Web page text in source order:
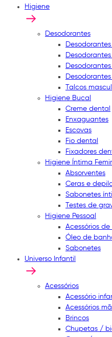
Higiene
Desodorantes
Talcos
Higiene Bucal
Creme dental
Enxaguantes
Escovas
Fio dental
Fixadores
Higiene Íntima
Absorventes
Ceras e
Sabonetes
Testes de
Higiene Pessoal
Acessórios
Óleo de
Sabonetes
Universo Infantil
Acessórios
Acessório
Acessórios
Brincos
Chupetas /